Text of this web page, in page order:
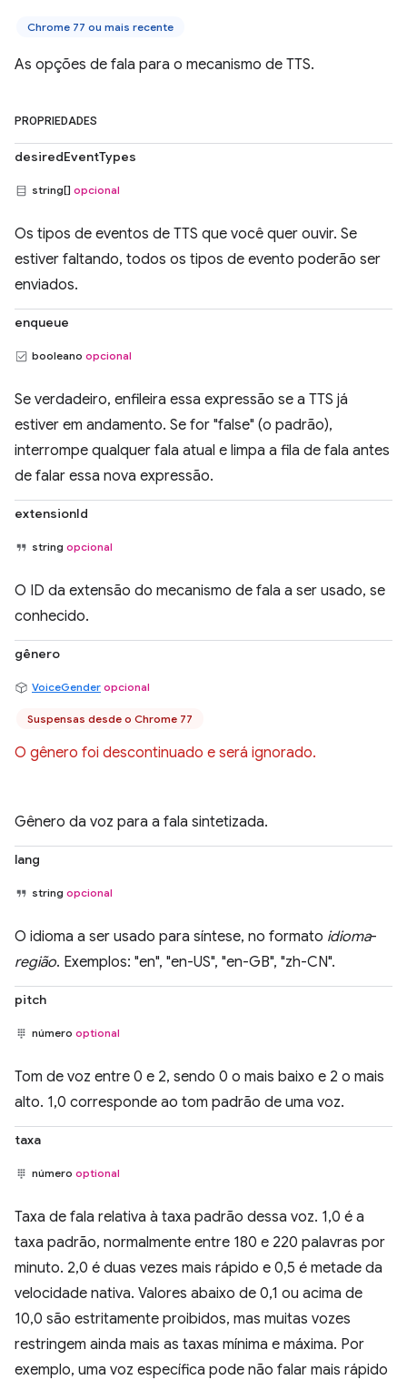
Chrome 77 ou mais recente
As opções de fala para o mecanismo de TTS.
PROPRIEDADES
desiredEventTypes
string[] opcional
Os tipos de eventos de TTS que você quer ouvir. Se
estiver faltando, todos os tipos de evento poderão ser
enviados.
enqueue
booleano opcional
Se verdadeiro, enfileira essa expressão se a TTS já
estiver em andamento. Se for "false" (o padrão),
interrompe qualquer fala atual e limpa a fila de fala antes
de falar essa nova expressão.
extensionId
string opcional
O ID da extensão do mecanismo de fala a ser usado, se
conhecido.
gênero
VoiceGender opcional
Suspensas desde o Chrome 77
O gênero foi descontinuado e será ignorado.
Gênero da voz para a fala sintetizada.
lang
string opcional
O idioma a ser usado para síntese, no formato idioma-
região. Exemplos: "en", "en-US", "en-GB", "zh-CN".
pitch
número optional
Tom de voz entre 0 e 2, sendo 0 o mais baixo e 2 o mais
alto. 1,0 corresponde ao tom padrão de uma voz.
taxa
número optional
Taxa de fala relativa à taxa padrão dessa voz. 1,0 é a
taxa padrão, normalmente entre 180 e 220 palavras por
minuto. 2,0 é duas vezes mais rápido e 0,5 é metade da
velocidade nativa. Valores abaixo de 0,1 ou acima de
10,0 são estritamente proibidos, mas muitas vozes
restringem ainda mais as taxas mínima e máxima. Por
exemplo, uma voz específica pode não falar mais rápido